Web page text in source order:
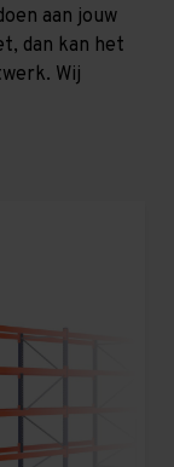
aan jouw
dan kan het
Wij